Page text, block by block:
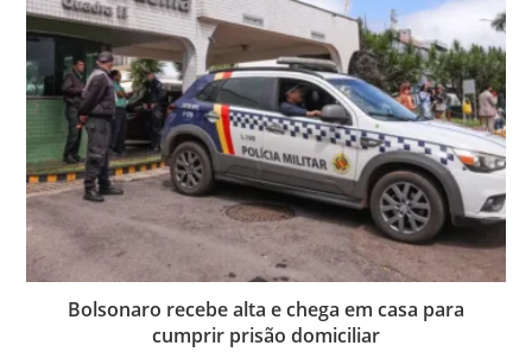
Bolsonaro recebe alta e chega em casa para
cumprir prisão domiciliar